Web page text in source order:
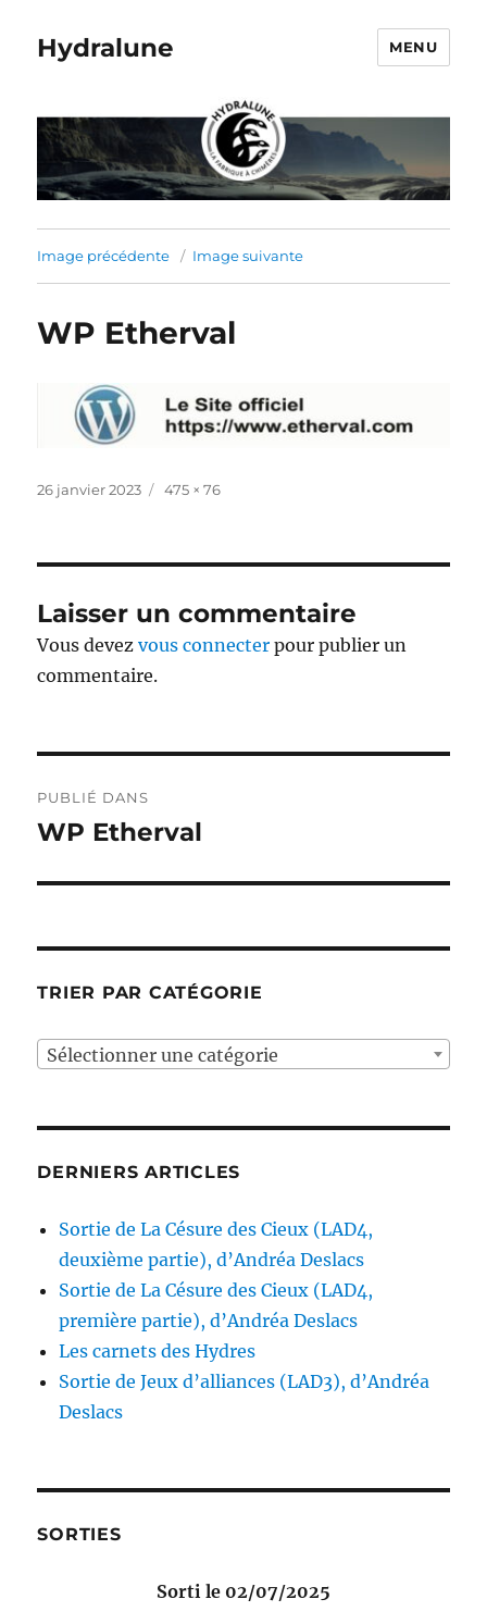
Hydralune MENU
Image précédente Image suivante
WP Etherval
Publié
26 janvier 2023
Taille
475 × 76
Laisser un commentaire
Vous devezvous connecter pour publier un
commentaire.
de
PUBLIÉ DANS
WP Etherval
TRIER PAR CATÉGORIE
Sélectionner une catégorie
DERNIERS ARTICLES
Sortie de La Césure des Cieux (LAD4,
deuxième partie), d’Andréa Deslacs
Sortie de La Césure des Cieux (LAD4,
première partie), d’Andréa Deslacs
Les carnets des Hydres
Sortie de Jeux d’alliances (LAD3), d’Andréa
Deslacs
SORTIES
Sorti le 02/07/2025